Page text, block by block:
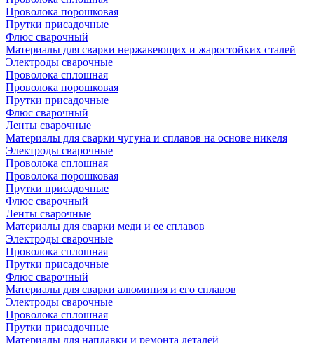
Проволока порошковая
Прутки присадочные
Флюс сварочный
Материалы для сварки нержавеющих и жаростойких сталей
Электроды сварочные
Проволока сплошная
Проволока порошковая
Прутки присадочные
Флюс сварочный
Ленты сварочные
Материалы для сварки чугуна и сплавов на основе никеля
Электроды сварочные
Проволока сплошная
Проволока порошковая
Прутки присадочные
Флюс сварочный
Ленты сварочные
Материалы для сварки меди и ее сплавов
Электроды сварочные
Проволока сплошная
Прутки присадочные
Флюс сварочный
Материалы для сварки алюминия и его сплавов
Электроды сварочные
Проволока сплошная
Прутки присадочные
Материалы для наплавки и ремонта деталей